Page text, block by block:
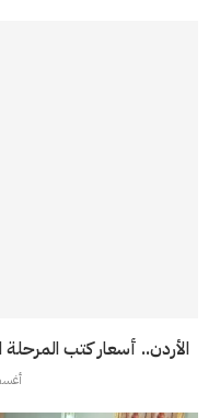
الأردن.. أسعار كتب المرحلة